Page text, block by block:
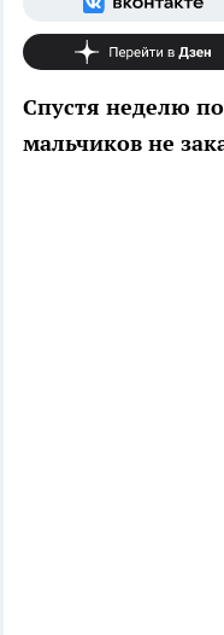
Спустя неделю
мальчиков не